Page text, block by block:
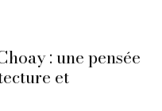
: une pensée
et